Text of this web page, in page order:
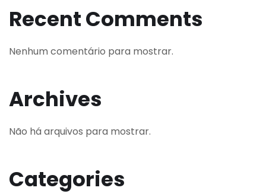
Recent Comments
Nenhum comentário para mostrar.
Archives
Não há arquivos para mostrar.
Categories